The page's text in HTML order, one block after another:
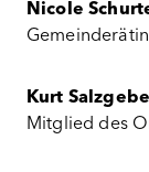
Nicole
Kurt
Mitglied des